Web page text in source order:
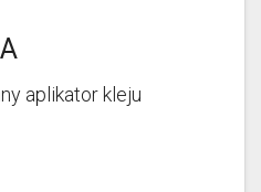
aplikator kleju